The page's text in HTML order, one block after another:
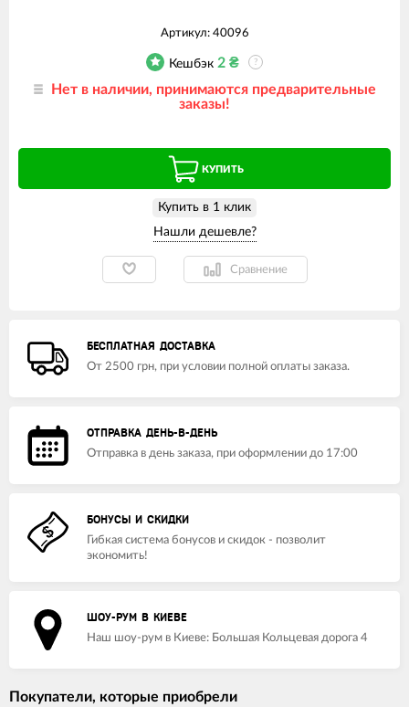
Артикул: 40096
Кешбэк 2 ₴ ?
Нет в наличии, принимаются предварительные
заказы!
КУПИТЬ
Купить в 1 клик
Сравнение
БЕСПЛАТНАЯ ДОСТАВКА
От 2500 грн, при условии полной оплаты заказа.
ОТПРАВКА ДЕНЬ-В-ДЕНЬ
Отправка в день заказа, при оформлении до 17:00
БОНУСЫ И СКИДКИ
Гибкая система бонусов и скидок - позволит
экономить!
ШОУ-РУМ В КИЕВЕ
Наш шоу-рум в Киеве: Большая Кольцевая дорога 4
Покупатели, которые приобрели